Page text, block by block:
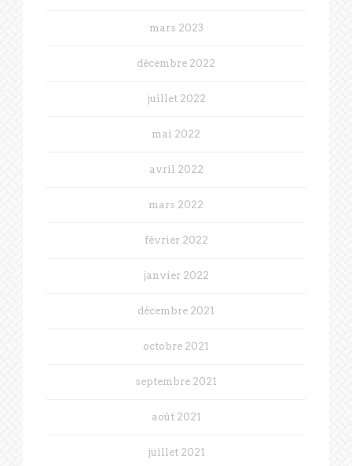
mars 2023
décembre 2022
juillet 2022
mai 2022
avril 2022
mars 2022
février 2022
janvier 2022
décembre 2021
octobre 2021
septembre 2021
août 2021
juillet 2021